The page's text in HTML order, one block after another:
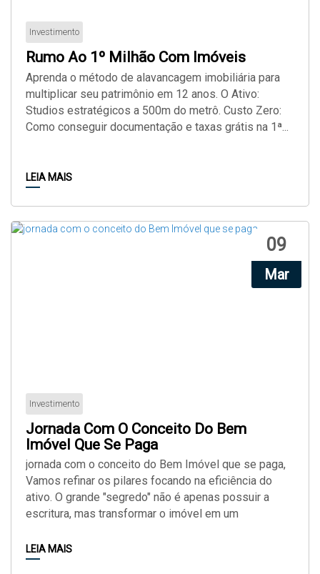
Investimento
Rumo Ao 1º Milhão Com Imóveis
Aprenda o método de alavancagem imobiliária para
multiplicar seu patrimônio em 12 anos. O Ativo:
Studios estratégicos a 500m do metrô. Custo Zero:
Como conseguir documentação e taxas grátis na 1ª...
LEIA MAIS
09
Mar
Investimento
Jornada Com O Conceito Do Bem
Imóvel Que Se Paga
jornada com o conceito do Bem Imóvel que se paga,
Vamos refinar os pilares focando na eficiência do
ativo. O grande "segredo" não é apenas possuir a
escritura, mas transformar o imóvel em um
LEIA MAIS